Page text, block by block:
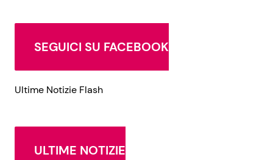
SEGUICI SU FACEBOOK
Ultime Notizie Flash
ULTIME NOTIZIE